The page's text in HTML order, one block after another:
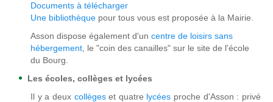
Documents à télécharger
Une bibliothèque pour tous vous est proposée à la Mairie.
Asson dispose également d'un centre de loisirs sans
hébergement , le "coin des canailles" sur le site de l'école
du Bourg.
Les écoles, collèges et lycées
Il y a deuxcollègeset quatre lycées proche d'Asson : privé